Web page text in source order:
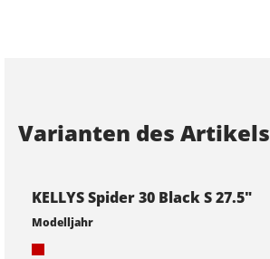
Varianten des Artikels
KELLYS Spider 30 Black S 27.5"
Modelljahr